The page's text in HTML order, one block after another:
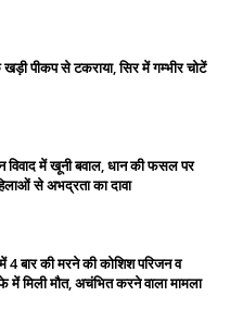
पीकप से टकराया, सिर में गम्भीर चोटें
विवाद में खूनी बवाल, धान की फसल पर
से अभद्रता का दावा
4 बार की मरने की कोशिश परिजन व
में मिली मौत, अचंभित करने वाला मामला